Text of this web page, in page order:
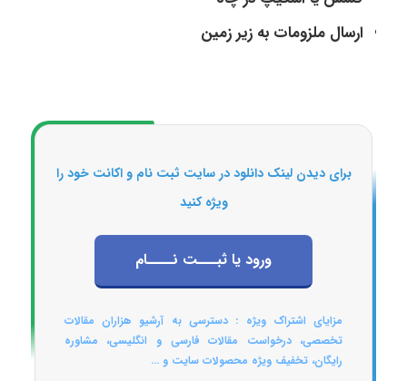
ارسال ملزومات به زیر زمین
برای دیدن لینک دانلود در سایت ثبت نام و اکانت خود را
ویژه کنید
ورود یا ثبـــت نــــام
مزایای اشتراک ویژه : دسترسی به آرشیو هزاران مقالات
تخصصی، درخواست مقالات فارسی و انگلیسی، مشاوره
رایگان، تخفیف ویژه محصولات سایت و ...